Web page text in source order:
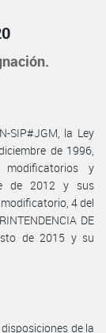
SIP#JGM, la Ley
de 1996,
y
de 2012 y sus
4 del
DE
de 2015 y su
de la